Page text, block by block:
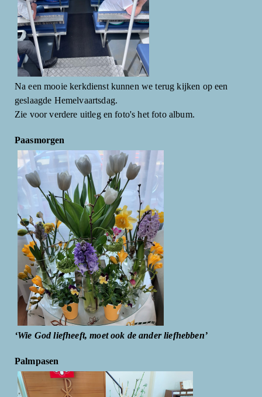
Na een mooie kerkdienst kunnen we terug kijken op een
geslaagde Hemelvaartsdag.
Zie voor verdere uitleg en foto's het foto album.
Paasmorgen
‘Wie God liefheeft, moet ook de ander liefhebben’
Palmpasen